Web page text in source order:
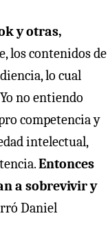
y otras,
los contenidos de
lo cual
no entiendo
competencia y
intelectual,
Entonces
a sobrevivir y
Daniel